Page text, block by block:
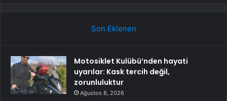
Son Eklenen
Motosiklet Kulübü’nden hayati
uyarılar: Kask tercih değil,
zorunluluktur
Ağustos 8, 2026